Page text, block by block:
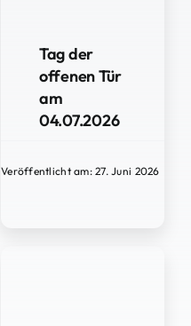
Tag der
offenen Tür
am
04.07.2026
Veröffentlicht am: 27. Juni 2026